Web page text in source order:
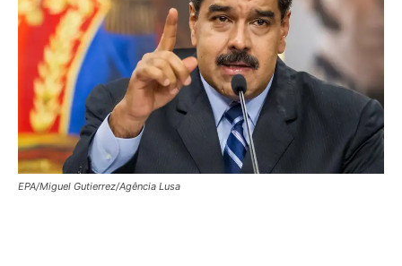
EPA/Miguel Gutierrez/Agência Lusa